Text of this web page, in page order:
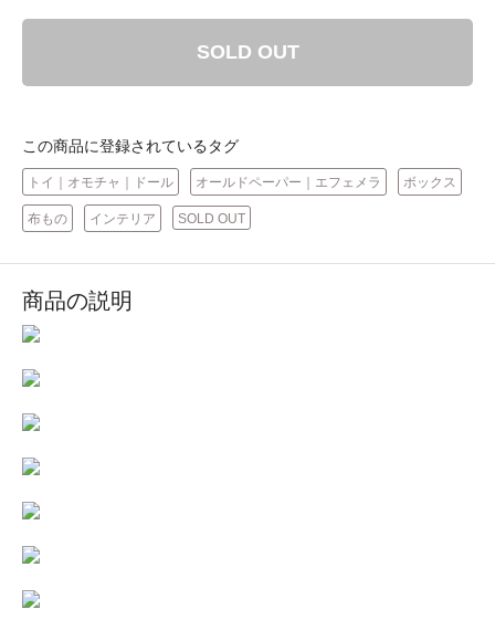
SOLD OUT
この商品に登録されているタグ
トイ｜オモチャ｜ドール オールドペーパー｜エフェメラ ボックス
布もの インテリア SOLD OUT
商品の説明